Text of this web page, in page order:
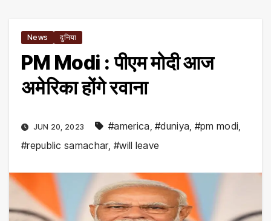
News दुनिया
PM Modi : पीएम मोदी आज
अमेरिका होंगे रवाना
JUN 20, 2023 #america,#duniya, #pm modi,
#republic samachar,#will leave